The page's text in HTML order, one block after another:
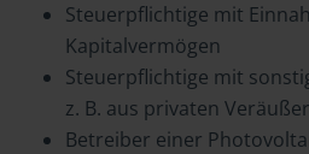
Steuerpflichtige mit
Kapitalvermögen
Steuerpflichtige mit
z. B. aus privaten
Betreiber einer